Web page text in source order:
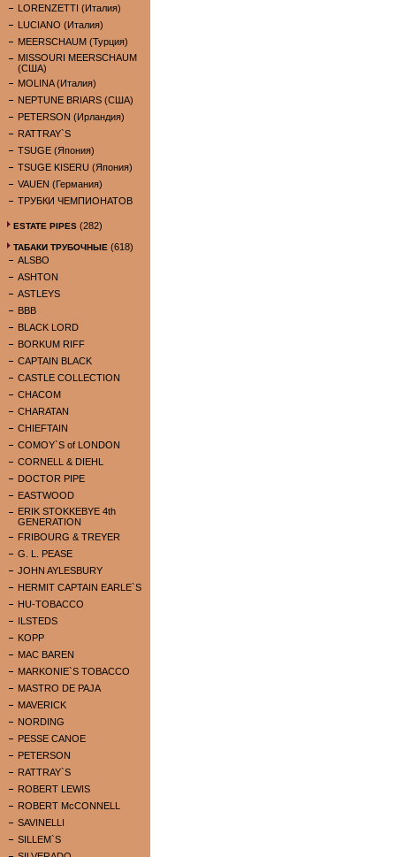
LORENZETTI (Италия)
LUCIANO (Италия)
MEERSCHAUM (Турция)
MISSOURI MEERSCHAUM
(США)
MOLINA (Италия)
NEPTUNE BRIARS (США)
PETERSON (Ирландия)
RATTRAY`S
TSUGE (Япония)
TSUGE KISERU (Япония)
VAUEN (Германия)
ТРУБКИ ЧЕМПИОНАТОВ
ESTATE PIPES (282)
ТАБАКИ ТРУБОЧНЫЕ (618)
ALSBO
ASHTON
ASTLEYS
BBB
BLACK LORD
BORKUM RIFF
CAPTAIN BLACK
CASTLE COLLECTION
CHACOM
CHARATAN
CHIEFTAIN
COMOY`S of LONDON
CORNELL & DIEHL
DOCTOR PIPE
EASTWOOD
ERIK STOKKEBYE 4th
GENERATION
FRIBOURG & TREYER
G. L. PEASE
JOHN AYLESBURY
HERMIT CAPTAIN EARLE`S
HU-TOBACCO
ILSTEDS
KOPP
MAC BAREN
MARKONIE`S TOBACCO
MASTRO DE PAJA
MAVERICK
NORDING
PESSE CANOE
PETERSON
RATTRAY`S
ROBERT LEWIS
ROBERT McCONNELL
SAVINELLI
SILLEM`S